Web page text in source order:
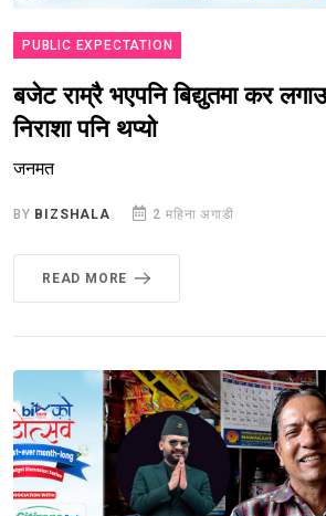
PUBLIC EXPECTATION
बजेट राम्रै भएपनि बिद्युतमा कर
निराशा पनि थप्यो
जनमत
BY BIZSHALA 2 महिना अगाडी
READ MORE